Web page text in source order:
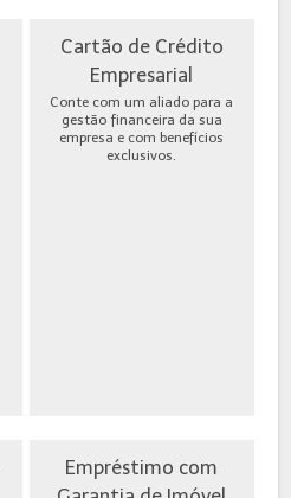
Cartão de Crédito
Empresarial
Conte com um aliado para a
gestão financeira da sua
empresa e com benefícios
exclusivos.
Empréstimo com